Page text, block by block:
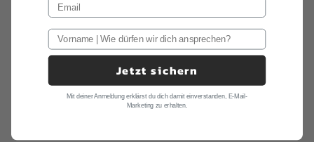
Jetzt sichern
Mit deiner Anmeldung erklärst du dich damit einverstanden, E-Mail-
Marketing zu erhalten.